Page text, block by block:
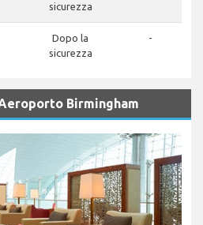
sicurezza
Dopo la
sicurezza
-
Birmingham